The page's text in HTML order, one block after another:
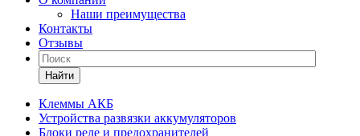
Наши преимущества
Контакты
Отзывы
Найти
Клеммы АКБ
Устройства развязки аккумуляторов
Блоки реле и предохранителей